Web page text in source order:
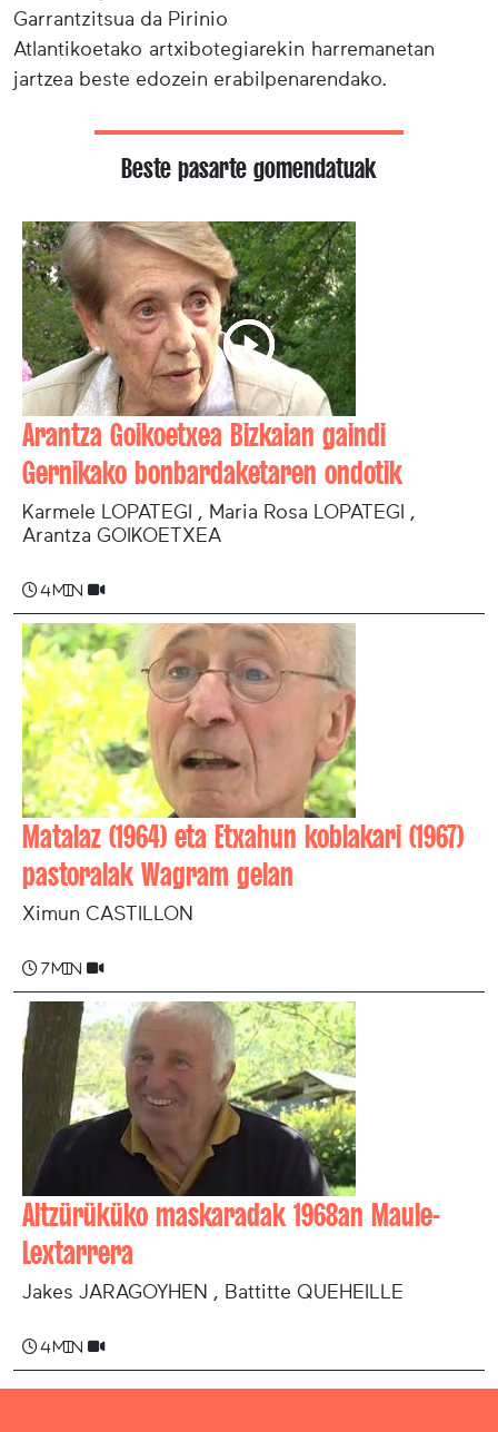
Garrantzitsua da Pirinio
Atlantikoetako artxibotegiarekin harremanetan
jartzea beste edozein erabilpenarendako.
Beste pasarte gomendatuak
Arantza Goikoetxea Bizkaian gaindi
Gernikako bonbardaketaren ondotik
Karmele LOPATEGI , Maria Rosa LOPATEGI ,
Arantza GOIKOETXEA
4 min
Matalaz (1964) eta Etxahun koblakari (1967)
pastoralak Wagram gelan
Ximun CASTILLON
7 min
Altzürüküko maskaradak 1968an Maule-
Lextarrera
Jakes JARAGOYHEN , Battitte QUEHEILLE
4 min